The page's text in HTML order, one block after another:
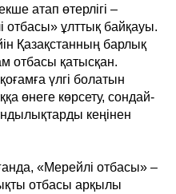
атап өтерлігі –
отбасы» ұлттық байқауы.
Қазақстанның барлық
отбасы қатысқан.
үлгі болатын
өнеге көрсету, сондай-
кеңінен
«Мерейлі отбасы» –
отбасы арқылы